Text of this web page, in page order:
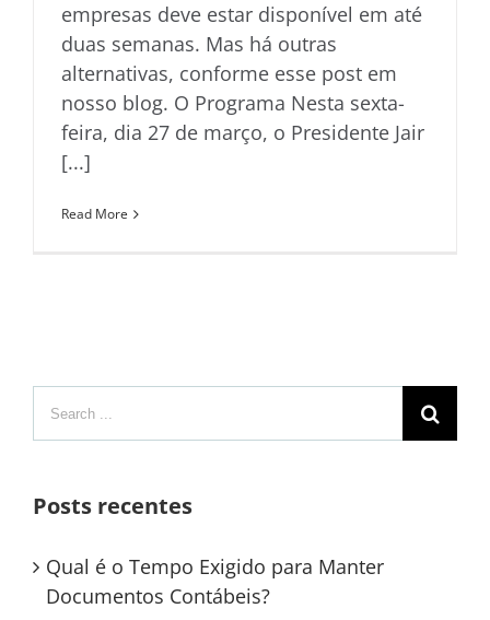
empresas deve estar disponível em até
duas semanas. Mas há outras
alternativas, conforme esse post em
nosso blog. O Programa Nesta sexta-
feira, dia 27 de março, o Presidente Jair
[...]
Read More
Posts recentes
Qual é o Tempo Exigido para Manter
Documentos Contábeis?